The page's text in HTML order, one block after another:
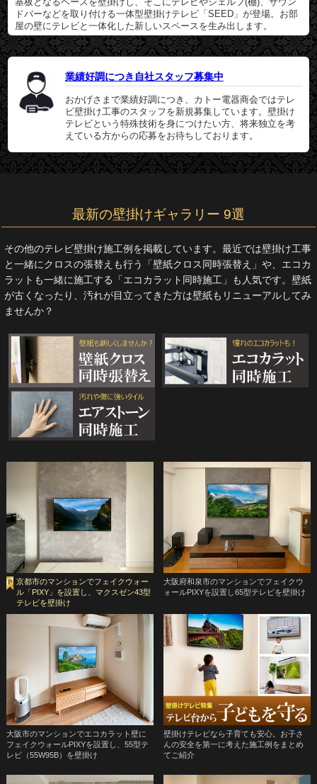
ドバーなどを取り付ける一体型壁掛けテレビ「SEED」が登場。お部
屋の壁にテレビと一体化した新しいスペースを生み出します。
業績好調につき自社スタッフ募集中
おかげさまで業績好調につき、カトー電器商会ではテレ
ビ壁掛け工事のスタッフを新規募集しています。壁掛け
テレビという特殊技術を身につけたい方、将来独立を考
えている方からの応募をお待ちしております。
最新の壁掛けギャラリー 9選
その他のテレビ壁掛け施工例を掲載しています。最近では壁掛け工事
と一緒にクロスの張替えも行う「壁紙クロス同時張替え」や、エコカ
ラットも一緒に施工する「エコカラット同時施工」も人気です。壁紙
が古くなったり、汚れが目立ってきた方は壁紙もリニューアルしてみ
ませんか？
京都市のマンションでフェイクウォー
ル「PIXY」を設置し、マクスゼン43型
テレビを壁掛け
大阪府和泉市のマンションでフェイクウ
ォールPIXYを設置し65型テレビを壁掛け
大阪市のマンションでエコカラット壁に
フェイクウォールPIXYを設置し、55型テ
レビ（55W95B）を壁掛け
壁掛けテレビなら子育ても安心。お子さ
んの安全を第一に考えた施工例をまとめ
てご紹介